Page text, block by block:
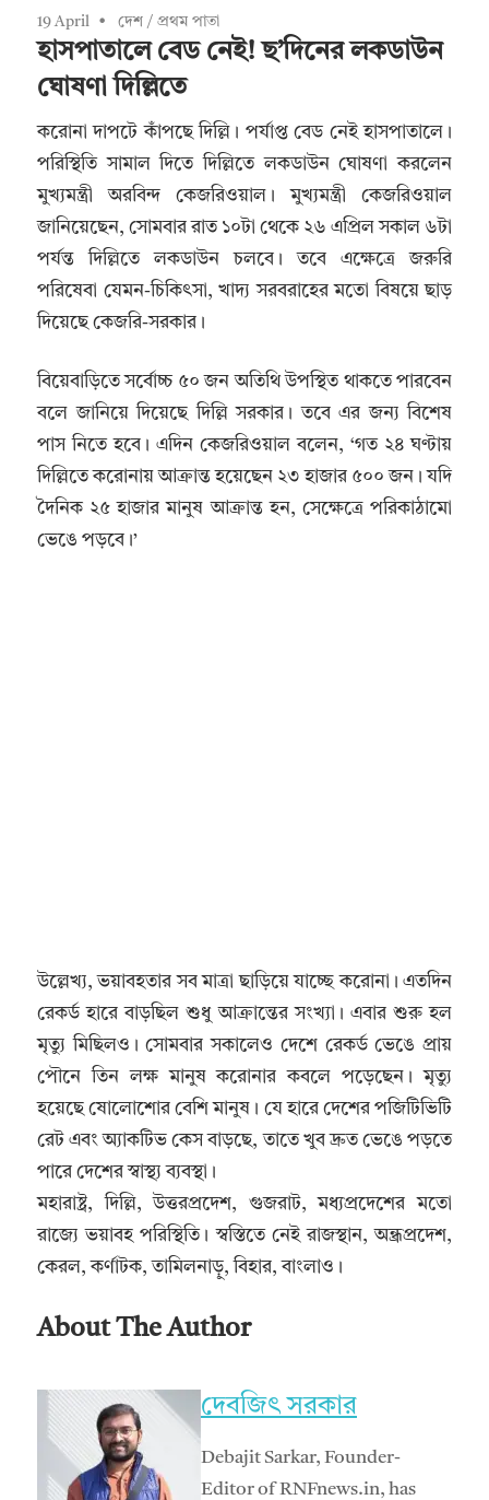
19 April দেশ / প্রথম পাতা
হাসপাতালে বেড নেই! ছ’দিনের লকডাউন
ঘোষণা দিল্লিতে
করোনা দাপটে কাঁপছে দিল্লি। পর্যাপ্ত বেড নেই হাসপাতালে।
পরিস্থিতি সামাল দিতে দিল্লিতে লকডাউন ঘোষণা করলেন
মুখ্যমন্ত্রী অরবিন্দ কেজরিওয়াল। মুখ্যমন্ত্রী কেজরিওয়াল
জানিয়েছেন, সোমবার রাত ১০টা থেকে ২৬ এপ্রিল সকাল ৬টা
পর্যন্ত দিল্লিতে লকডাউন চলবে। তবে এক্ষেত্রে জরুরি
পরিষেবা যেমন-চিকিৎসা, খাদ্য সরবরাহের মতো বিষয়ে ছাড়
দিয়েছে কেজরি-সরকার।
বিয়েবাড়িতে সর্বোচ্চ ৫০ জন অতিথি উপস্থিত থাকতে পারবেন
বলে জানিয়ে দিয়েছে দিল্লি সরকার। তবে এর জন্য বিশেষ
পাস নিতে হবে। এদিন কেজরিওয়াল বলেন, ‘গত ২৪ ঘণ্টায়
দিল্লিতে করোনায় আক্রান্ত হয়েছেন ২৩ হাজার ৫০০ জন। যদি
দৈনিক ২৫ হাজার মানুষ আক্রান্ত হন, সেক্ষেত্রে পরিকাঠামো
ভেঙে পড়বে।’
উল্লেখ্য, ভয়াবহতার সব মাত্রা ছাড়িয়ে যাচ্ছে করোনা। এতদিন
রেকর্ড হারে বাড়ছিল শুধু আক্রান্তের সংখ্যা। এবার শুরু হল
মৃত্যু মিছিলও। সোমবার সকালেও দেশে রেকর্ড ভেঙে প্রায়
পৌনে তিন লক্ষ মানুষ করোনার কবলে পড়েছেন। মৃত্যু
হয়েছে ষোলোশোর বেশি মানুষ। যে হারে দেশের পজিটিভিটি
রেট এবং অ্যাকটিভ কেস বাড়ছে, তাতে খুব দ্রুত ভেঙে পড়তে
পারে দেশের স্বাস্থ্য ব্যবস্থা।
মহারাষ্ট্র, দিল্লি, উত্তরপ্রদেশ, গুজরাট, মধ্যপ্রদেশের মতো
রাজ্যে ভয়াবহ পরিস্থিতি। স্বস্তিতে নেই রাজস্থান, অন্ধ্রপ্রদেশ,
কেরল, কর্ণাটক, তামিলনাড়ু, বিহার, বাংলাও।
About The Author
দেবজিৎ সরকার
Debajit Sarkar, Founder-
Editor of RNFnews.in, has